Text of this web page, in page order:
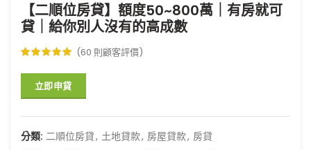
【二順位房貸】額度50~800萬｜有房就可
貸｜給你別人沒有的高成數
(60 則顧客評價)
分類: 二順位房貸, 土地貸款, 房屋貸款, 房貸